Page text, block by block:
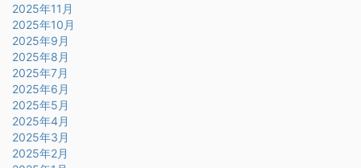
2025年11月
2025年10月
2025年9月
2025年8月
2025年7月
2025年6月
2025年5月
2025年4月
2025年3月
2025年2月